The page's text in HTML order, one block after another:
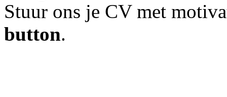
Stuur ons je CV met
button.